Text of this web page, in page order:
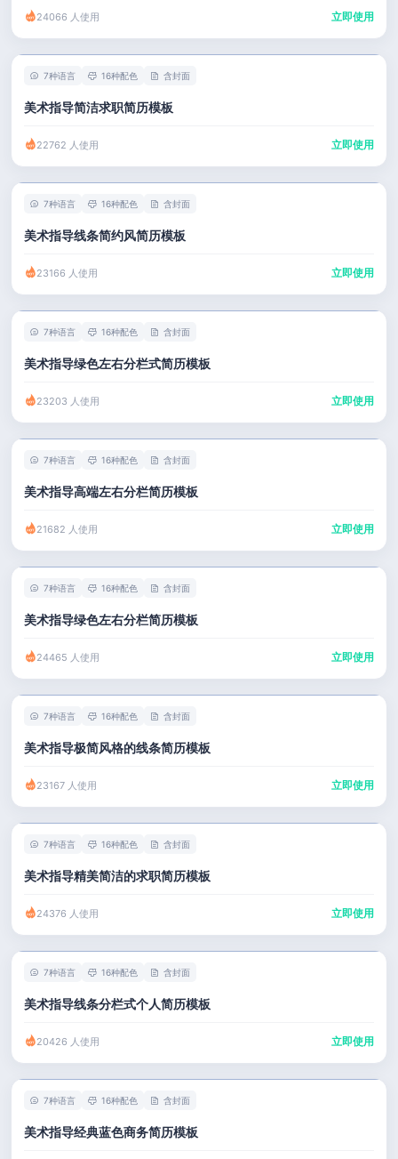
24066 人使用 立即使用
7种语言 16种配色 含封面
美术指导简洁求职简历模板
22762 人使用 立即使用
7种语言 16种配色 含封面
美术指导线条简约风简历模板
23166 人使用 立即使用
7种语言 16种配色 含封面
美术指导绿色左右分栏式简历模板
23203 人使用 立即使用
7种语言 16种配色 含封面
美术指导高端左右分栏简历模板
21682 人使用 立即使用
7种语言 16种配色 含封面
美术指导绿色左右分栏简历模板
24465 人使用 立即使用
7种语言 16种配色 含封面
美术指导极简风格的线条简历模板
23167 人使用 立即使用
7种语言 16种配色 含封面
美术指导精美简洁的求职简历模板
24376 人使用 立即使用
7种语言 16种配色 含封面
美术指导线条分栏式个人简历模板
20426 人使用 立即使用
7种语言 16种配色 含封面
美术指导经典蓝色商务简历模板